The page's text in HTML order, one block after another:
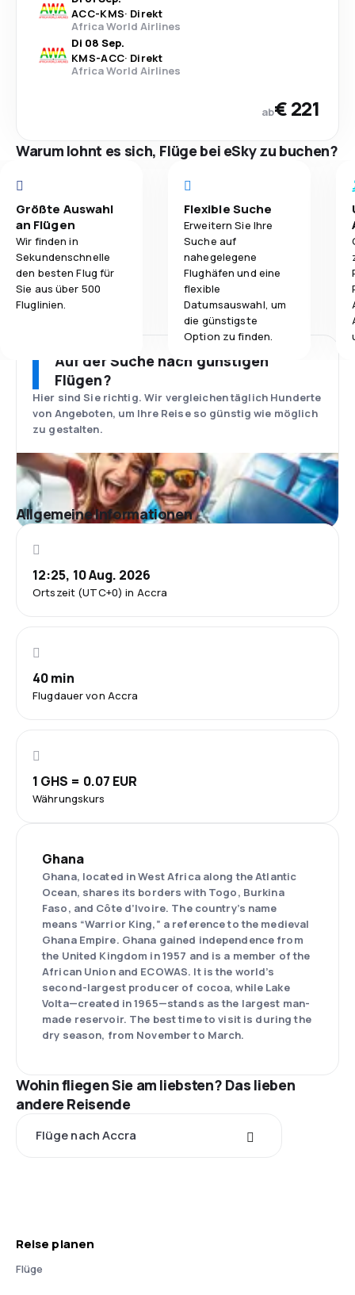
ACC-KMS· Direkt
Africa World Airlines
Di 08 Sep.
KMS-ACC· Direkt
Africa World Airlines
ab€ 221
Warum lohnt es sich, Flüge bei eSky zu buchen?
Größte Auswahl
an Flügen
Wir finden in
Sekundenschnelle
den besten Flug für
Sie aus über 500
Fluglinien.
Flexible Suche
Erweitern Sie Ihre
Suche auf
nahegelegene
Flughäfen und eine
flexible
Datumsauswahl, um
die günstigste
Option zu finden.
Auf der Suche nach günstigen
Flügen?
Hier sind Sie richtig. Wir vergleichen täglich Hunderte
von Angeboten, um Ihre Reise so günstig wie möglich
zu gestalten.
Allgemeine Informationen
Ortszeit (UTC+0) in Accra
12:25, 10 Aug. 2026
Flugdauer von Accra
40 min
Währungskurs
1 GHS = 0.07 EUR
Ghana
Ghana, located in West Africa along the Atlantic
Ocean, shares its borders with Togo, Burkina
Faso, and Côte d’Ivoire. The country’s name
means “Warrior King,” a reference to the medieval
Ghana Empire. Ghana gained independence from
the United Kingdom in 1957 and is a member of the
African Union and ECOWAS. It is the world’s
second-largest producer of cocoa, while Lake
Volta—created in 1965—stands as the largest man-
made reservoir. The best time to visit is during the
dry season, from November to March.
Wohin fliegen Sie am liebsten? Das lieben
andere Reisende
Flüge nach Accra
Reise planen
Flüge